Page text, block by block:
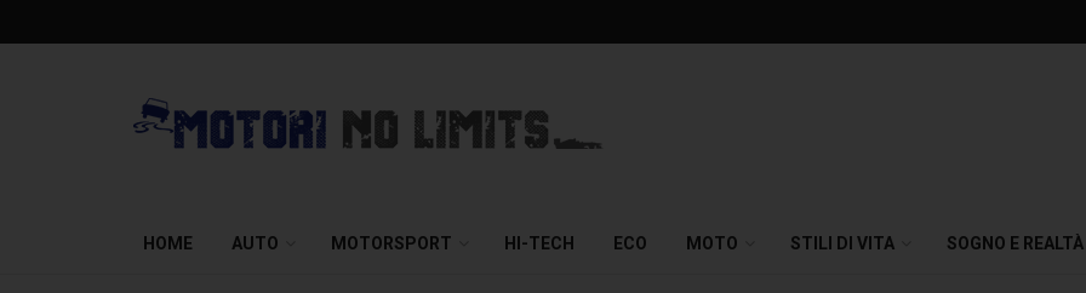
HOME AUTO MOTORSPORT HI-TECH ECO MOTO STILI DI VITA SOGNO E REALTÀ